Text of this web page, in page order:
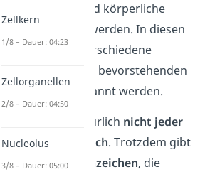
psychologische und körperliche
eingeteilt werden. In diesen
Phasen können verschiedene
, die den bevorstehenden
Tod andeuten, erkannt werden.
Dabei verläuft natürlich nicht jeder
Sterbeprozess gleich. Trotzdem gibt
esgemeinsame Anzeichen, die
Zellkern
1/8 – Dauer: 04:23
Zellorganellen
2/8 – Dauer: 04:50
Nucleolus
3/8 – Dauer: 05:00